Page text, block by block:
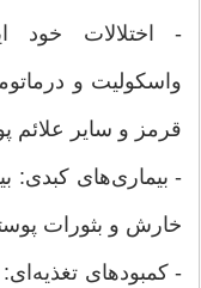
- اختلالات خود
واسکولیت و
قرمز و سایر علائم
- بیماری‌های کبدی:
خارش و بثورات
- کمبودهای تغذیه‌ای: